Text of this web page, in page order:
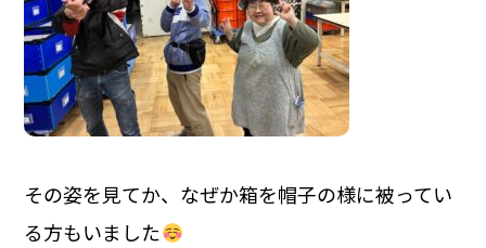
その姿を見てか、なぜか箱を帽子の様に被ってい
る方もいました